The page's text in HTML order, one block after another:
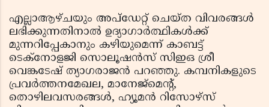
എല്ലാആഴ്ചയും അപ്‌ഡേറ്റ് ചെയ്ത വിവരങ്ങള്‍
ലഭിക്കുന്നതിനാല്‍ ഉദ്യാഗാര്‍ത്ഥികള്‍ക്ക്
മുന്നറിപ്പേകാനും കഴിയുമെന്ന് കാബട്ട്
ടെക്‌നോളജി സൊലൂഷന്‍സ് സിഇഒ ശ്രീ
വെങ്കടേഷ് ത്യാഗരാജന്‍ പറഞ്ഞു. കമ്പനികളുടെ
പ്രവര്‍ത്തനമേഖല, മാനേജ്‌മെന്റ്,
തൊഴിലവസരങ്ങള്‍, ഹ്യൂമന്‍ റിസോഴ്‌സ്